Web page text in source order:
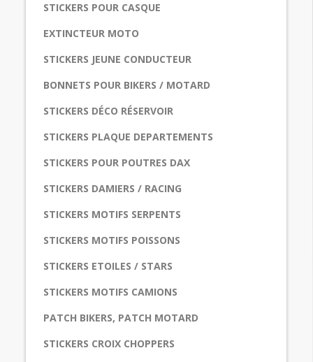
STICKERS POUR CASQUE
EXTINCTEUR MOTO
STICKERS JEUNE CONDUCTEUR
BONNETS POUR BIKERS / MOTARD
STICKERS DÉCO RÉSERVOIR
STICKERS PLAQUE DEPARTEMENTS
STICKERS POUR POUTRES DAX
STICKERS DAMIERS / RACING
STICKERS MOTIFS SERPENTS
STICKERS MOTIFS POISSONS
STICKERS ETOILES / STARS
STICKERS MOTIFS CAMIONS
PATCH BIKERS, PATCH MOTARD
STICKERS CROIX CHOPPERS